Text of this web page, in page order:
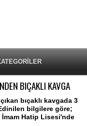
BIÇAKLI KAVGA
bıçaklı kavgada 3
bilgilere göre;
Hatip Lisesi'nde